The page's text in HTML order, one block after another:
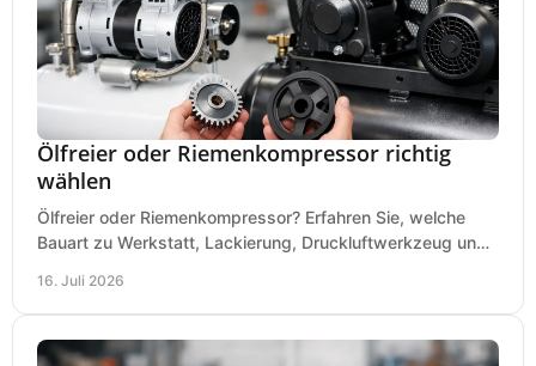
Ölfreier oder Riemenkompressor richtig
wählen
Ölfreier oder Riemenkompressor? Erfahren Sie, welche
Bauart zu Werkstatt, Lackierung, Druckluftwerkzeug und
16. Juli 2026